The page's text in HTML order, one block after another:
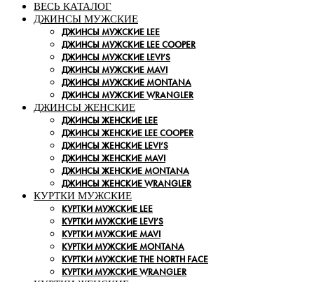
ВЕСЬ КАТАЛОГ
ДЖИНСЫ МУЖСКИЕ
ДЖИНСЫ МУЖСКИЕ LEE
ДЖИНСЫ МУЖСКИЕ LEE COOPER
ДЖИНСЫ МУЖСКИЕ LEVI’S
ДЖИНСЫ МУЖСКИЕ MAVI
ДЖИНСЫ МУЖСКИЕ MONTANA
ДЖИНСЫ МУЖСКИЕ WRANGLER
ДЖИНСЫ ЖЕНСКИЕ
ДЖИНСЫ ЖЕНСКИЕ LEE
ДЖИНСЫ ЖЕНСКИЕ LEE COOPER
ДЖИНСЫ ЖЕНСКИЕ LEVI’S
ДЖИНСЫ ЖЕНСКИЕ MAVI
ДЖИНСЫ ЖЕНСКИЕ MONTANA
ДЖИНСЫ ЖЕНСКИЕ WRANGLER
КУРТКИ МУЖСКИЕ
КУРТКИ МУЖСКИЕ LEE
КУРТКИ МУЖСКИЕ LEVI’S
КУРТКИ МУЖСКИЕ MAVI
КУРТКИ МУЖСКИЕ MONTANA
КУРТКИ МУЖСКИЕ THE NORTH FACE
КУРТКИ МУЖСКИЕ WRANGLER